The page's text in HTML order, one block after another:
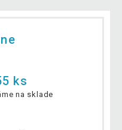
ks
na sklade